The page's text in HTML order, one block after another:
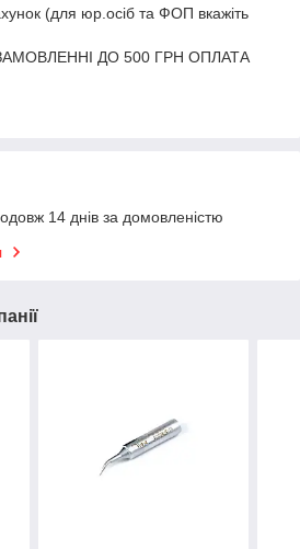
(для юр.осіб та ФОП вкажіть
ДО 500 ГРН ОПЛАТА
14 днів за домовленістю